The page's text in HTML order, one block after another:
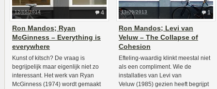
4
12/05/2014
Ron Mandos; Ryan
McGinness – Everything is
everywhere
Kunst of kitsch? De vraag is
begrijpelijk maar eigenlijk niet zo
interessant. Het werk van Ryan
McGinness (1974) wordt gemaakt
1
13/09/2013
Ron Mandos; Levi van
Veluw – The Collapse of
Cohesion
Efteling-waardig klinkt meestal niet
als een compliment. Wie de
installaties van Levi van
Veluw (1985) gezien heeft begrijpt